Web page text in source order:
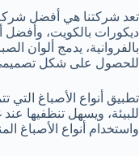
تعد شركتنا هي أفضل
ديكورات بالكويت،
بالفروانية، يدمج ألوان
للحصول على شكل تصميمي
تطبيق أنواع الأصباغ التي
للبيئة، ويسهل تنظفيها
واستخدام أنواع الأصباغ